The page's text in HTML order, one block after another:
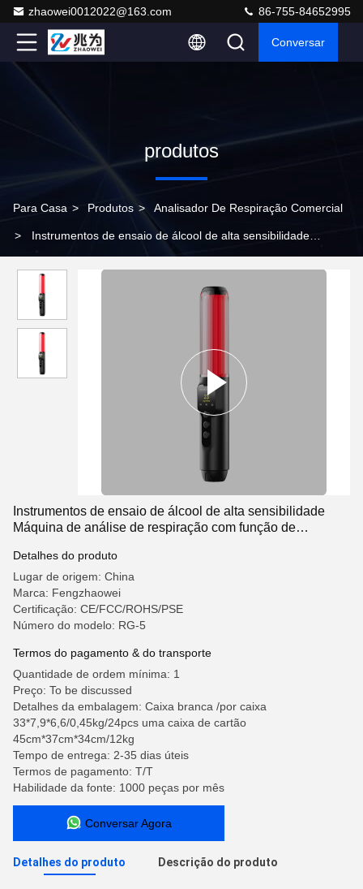
zhaowei0012022@163.com 86-755-84652995
Conversar
produtos
Para Casa > Produtos > Analisador De Respiração Comercial
> Instrumentos de ensaio de álcool de alta sensibilidade
Instrumentos de ensaio de álcool de alta sensibilidade
Máquina de análise de respiração com função de
Detalhes do produto
Lugar de origem: China
Marca: Fengzhaowei
Certificação: CE/FCC/ROHS/PSE
Número do modelo: RG-5
Termos do pagamento & do transporte
Quantidade de ordem mínima: 1
Preço: To be discussed
Detalhes da embalagem: Caixa branca /por caixa
33*7,9*6,6/0,45kg/24pcs uma caixa de cartão
45cm*37cm*34cm/12kg
Tempo de entrega: 2-35 dias úteis
Termos de pagamento: T/T
Habilidade da fonte: 1000 peças por mês
Conversar Agora
Detalhes do produto Descrição do produto